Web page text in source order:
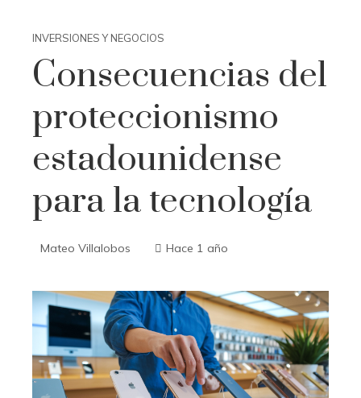
INVERSIONES Y NEGOCIOS
Consecuencias del
proteccionismo
estadounidense
para la tecnología
Mateo Villalobos Hace 1 año